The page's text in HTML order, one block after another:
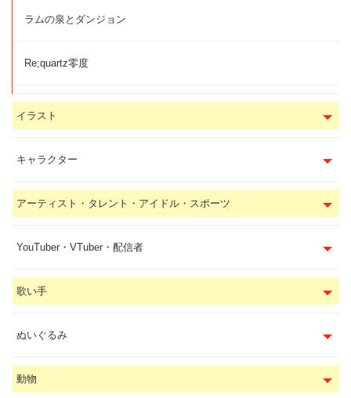
ラムの泉とダンジョン
Re;quartz零度
イラスト
キャラクター
アーティスト・タレント・アイドル・スポーツ
YouTuber・VTuber・配信者
歌い手
ぬいぐるみ
動物